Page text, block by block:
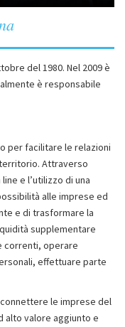
del 1980. Nel 2009 è
è responsabile
per facilitare le relazioni
Attraverso
e l’utilizzo di una
alle imprese ed
e di trasformare la
supplementare
correnti, operare
effettuare parte
le imprese del
valore aggiunto e